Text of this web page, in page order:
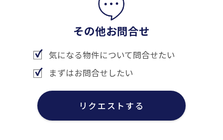
その他お問合せ
気になる物件について問合せたい
まずはお問合せしたい
リクエストする